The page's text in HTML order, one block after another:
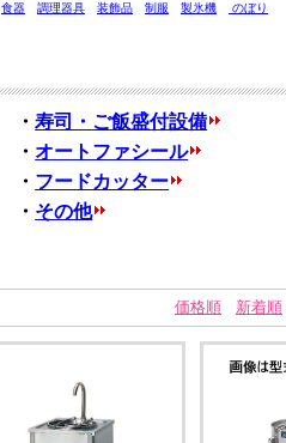
食器 調理器具 装飾品 制服 製氷機 のぼり
・寿司・ご飯盛付設備
・オートファシール
・ フードカッター
・ その他
価格順 新着順